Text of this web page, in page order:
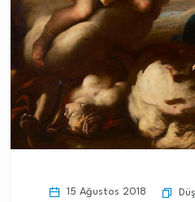
15 Ağustos 2018